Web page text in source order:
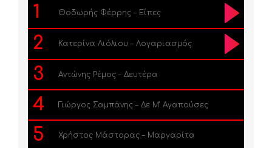
1 Θοδωρής Φέρρης – Είπες
2 Κατερίνα Λιόλιου – Λογαριασμός
3 Αντώνης Ρέμος – Δευτέρα
4 Γιώργος Σαμπάνης – Δε Μ’ Αγαπούσες
5 Χρήστος Μάστορας – Μαργαρίτα